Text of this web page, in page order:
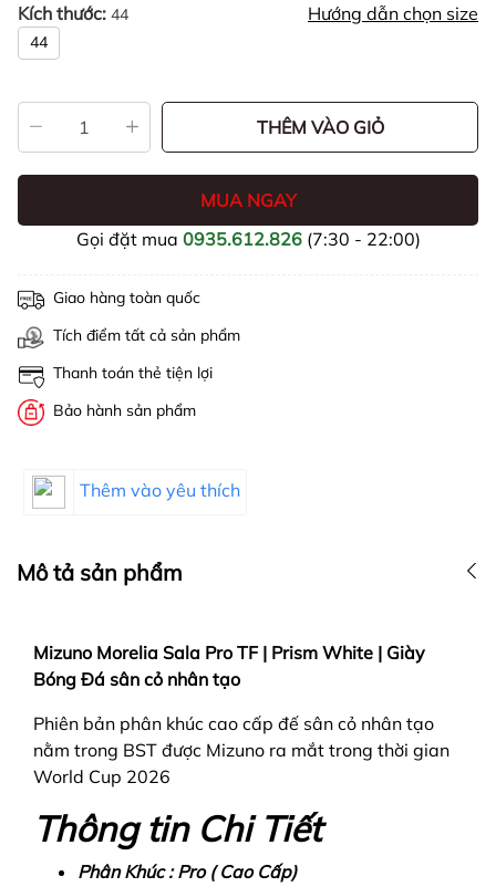
Kích thước: 44 Hướng dẫn chọn size
44
THÊM VÀO GIỎ
MUA NGAY
Gọi đặt mua 0935.612.826(7:30 - 22:00)
Giao hàng toàn quốc
Tích điểm tất cả sản phẩm
Thanh toán thẻ tiện lợi
Bảo hành sản phẩm
Thêm vào yêu thích
Mô tả sản phẩm
Mizuno Morelia Sala Pro TF | Prism White | Giày
Bóng Đá sân cỏ nhân tạo
Phiên bản phân khúc cao cấp đế sân cỏ nhân tạo
nằm trong BST được Mizuno ra mắt trong thời gian
World Cup 2026
Thông tin Chi Tiết
Phân Khúc : Pro ( Cao Cấp)